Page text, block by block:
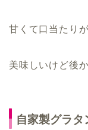
甘くて口当たり
美味しいけど後
自家製グラタ